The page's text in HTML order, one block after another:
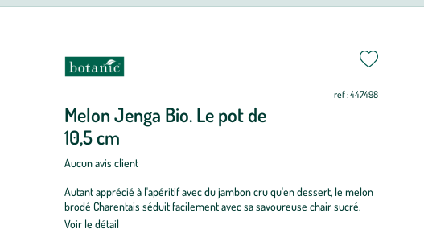
Melon Jenga Bio. Le pot de
10,5 cm
réf : 447498
Aucun avis client
Autant apprécié à l'apéritif avec du jambon cru qu'en dessert, le melon
brodé Charentais séduit facilement avec sa savoureuse chair sucré.
Voir le détail
Période
Melon
Jenga
pot
Non
Non
Non
Oui
Oui
Oui
Non
Non
Non
Non
Non
Non